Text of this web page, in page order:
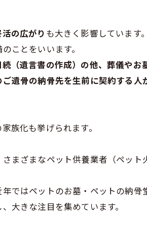
の広がり も大きく影響しています。
ことをいいます。
（遺言書の作成）の他、葬儀やお
遺骨の納骨先を生前に契約する人
族化も挙げられます。
まざまなペット供養業者（ペット
ではペットのお墓・ペットの納骨
大きな注目を集めています。